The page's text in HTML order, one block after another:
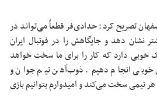
تصریح کرد: حدادی‌فر قطعاً می‌تواند در
نشان دهد و جایگاهش را در فوتبال ایران
دارد که کار را برای ما سخت خواهد
خوبی انجام دهیم. ذوب‌آهن تیم جوان و
هر تیمی سخت می‌کند و امیدوارم بتوانیم بازی